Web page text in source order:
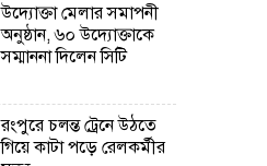
উদ্যোক্তা মেলার সমাপনী
অনুষ্ঠান, ৬০ উদ্যোক্তাকে
সম্মাননা দিলেন সিটি
রংপুরে চলন্ত ট্রেনে উঠতে
গিয়ে কাটা পড়ে রেলকর্মীর